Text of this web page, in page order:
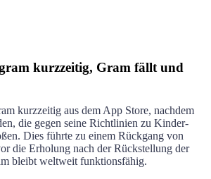
kurzzeitig, Gram fällt und
kurzzeitig aus dem App Store, nachdem
die gegen seine Richtlinien zu Kinder-
Dies führte zu einem Rückgang von
die Erholung nach der Rückstellung der
bleibt weltweit funktionsfähig.